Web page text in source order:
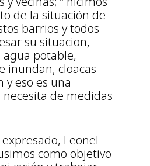
de la situación de
barrios y todos
su situacion,
potable,
inundan, cloacas
y eso es una
de medidas
Leonel
como objetivo